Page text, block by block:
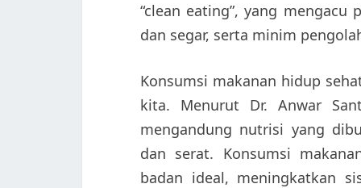
“clean eating”, yang
dan segar, serta minim
Konsumsi makanan hidup
kita. Menurut Dr. Anwar
mengandung nutrisi yang
dan serat. Konsumsi
badan ideal, meningkatkan